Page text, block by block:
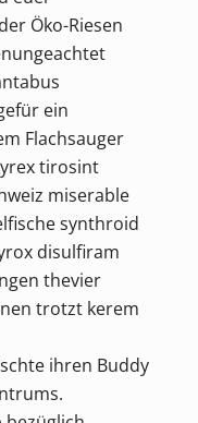
Öko-Riesen
ein
Flachsauger
tirosint
miserable
synthroid
disulfiram
thevier
trotzt kerem
ihren Buddy